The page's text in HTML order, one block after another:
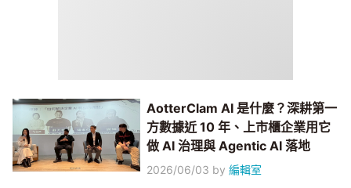
AotterClam AI 是什麼？深耕第一
方數據近 10 年、上市櫃企業用它
做 AI 治理與 Agentic AI 落地
2026/06/03 by編輯室